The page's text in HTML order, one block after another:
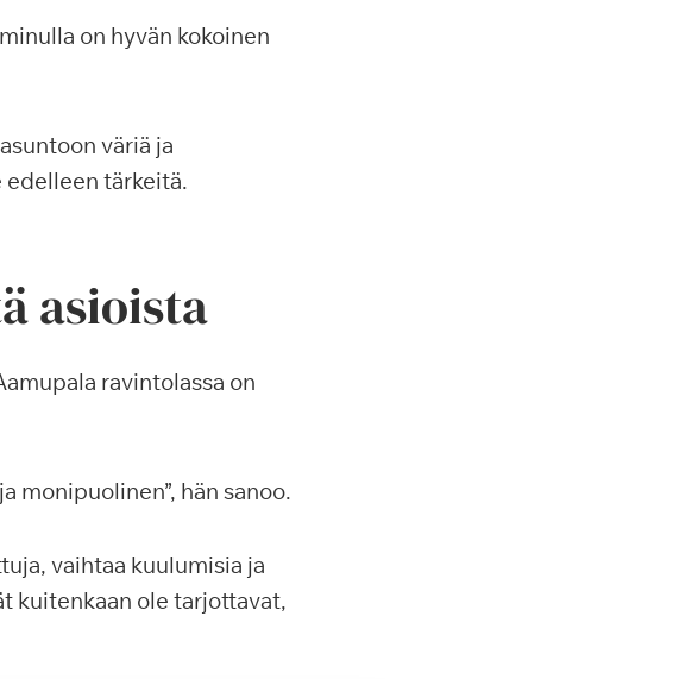
on hyvän kokoinen
väriä ja
edelleen tärkeitä.
asioista
ravintolassa on
monipuolinen”, hän sanoo.
vaihtaa kuulumisia ja
kuitenkaan ole tarjottavat,